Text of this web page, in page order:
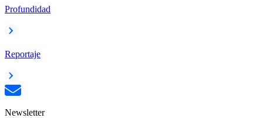
Profundidad
Reportaje
Newsletter